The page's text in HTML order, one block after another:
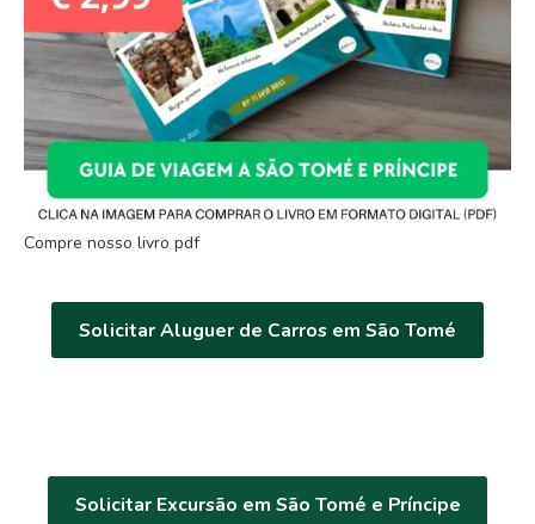
Compre nosso livro pdf
Solicitar Aluguer de Carros em São Tomé
Solicitar Excursão em São Tomé e Príncipe